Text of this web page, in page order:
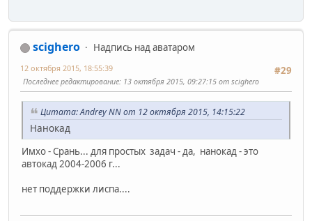
scighero
Надпись над аватаром
#29
12 октября 2015, 18:55:39
Последнее редактирование: 13 октября 2015, 09:27:15 от scighero
Цитата: Andrey NN от 12 октября 2015, 14:15:22
Нанокад
Имхо - Срань... для простых задач - да, нанокад - это
автокад 2004-2006 г...
нет поддержки лиспа....